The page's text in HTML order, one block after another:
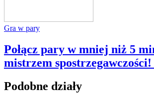
Gra w pary
Połącz pary w mniej niż 5
mistrzem spostrzegawczości!
Podobne działy